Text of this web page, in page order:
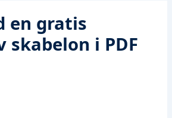
en gratis
skabelon i PDF